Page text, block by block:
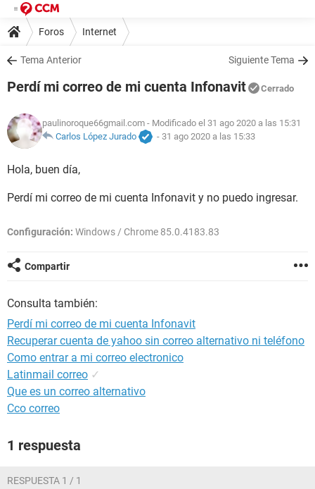
Foros Internet
Tema Anterior Siguiente Tema
Perdí mi correo de mi cuenta Infonavit Cerrado
paulinoroque66gmail.com - Modificado el 31 ago 2020 a las 15:31
Carlos López Jurado
- 31 ago 2020 a las 15:33
Hola, buen día,
Perdí mi correo de mi cuenta Infonavit y no puedo ingresar.
Configuración: Windows / Chrome 85.0.4183.83
Compartir
Consulta también:
Perdí mi correo de mi cuenta Infonavit
Recuperar cuenta de yahoo sin correo alternativo ni teléfono
Como entrar a mi correo electronico
Latinmail correo ✓
Que es un correo alternativo
Cco correo
1 respuesta
RESPUESTA 1 / 1